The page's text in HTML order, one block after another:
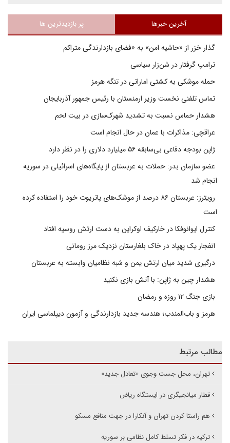
آخرین خبرها پر بازدیدترین ها
گذار خزر از «حاشیه امن» به «فضای بازدارندگی متراکم
ترامپ گرفتار در شن‌زار سیاسی
حمله موشکی به کشتی اماراتی در تنگه هرمز
تماس تلفنی نخست وزیر ارمنستان با رئیس جمهور آذربایجان
هشدار حماس نسبت به تشدید شهرک‌سازی در بیت‌ لحم
عراقچی: مذاکرات با عمان در حال انجام است
ژاپن بودجه دفاعی بی‌سابقه ۵۶ میلیارد دلاری را در نظر دارد
عضو سازمان بدر: حملات به عربستان از پایگاه‌های اسرائیلی در سوریه
انجام شد
رویترز: عربستان ۸۶ درصد از موشک‌های پاتریوت خود را استفاده کرده
است
کنترل ایوانوفکا در خارکیف اوکراین به دست ارتش روسیه افتاد
انفجار یک پهپاد در خاک بلغارستان نزدیک مرز رومانی
درگیری شدید میان ارتش یمن و شبه نظامیان وابسته به عربستان
هشدار چین به ژاپن: با آتش بازی نکنید
بازی جنگ ۱۲ روزه و رمضان
هرمز و باب‌المندب؛ هندسه جدید بازدارندگی و آزمون دیپلماسی ایران
مطالب مرتبط
تهران، محل جست وجوی «تعادل جدید»
قطار میانجیگری در ایستگاه ریاض
هم راستا کردن تهران و آنکارا در جهت منافع مسکو
ترکیه در فکر تسلط کامل نظامی بر سوریه